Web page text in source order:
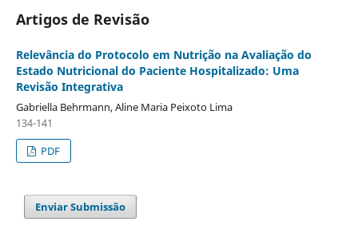
Artigos de Revisão
Relevância do Protocolo em Nutrição na Avaliação do
Estado Nutricional do Paciente Hospitalizado: Uma
Revisão Integrativa
Gabriella Behrmann, Aline Maria Peixoto Lima
134-141
PDF
Enviar Submissão